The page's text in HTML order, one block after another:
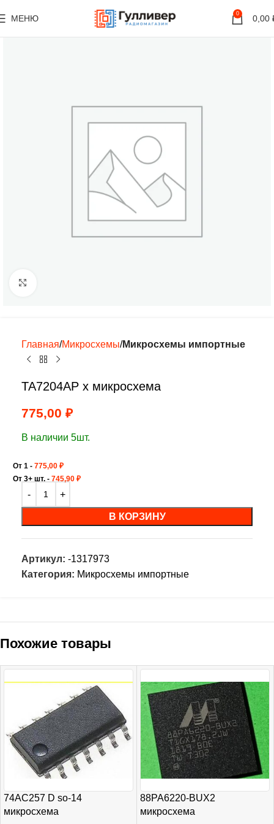
МЕНЮ 0 0,00
Главная Микросхемы Микросхемы импортные
TA7204AP х микросхема
775,00 ₽
В наличии 5шт.
От 1 - 775,00 ₽
От 3+ шт. - 745,90 ₽
В КОРЗИНУ
Артикул: -1317973
Категория: Микросхемы импортные
Похожие товары
74AC257 D so-14
микросхема
88PA6220-BUX2
микросхема